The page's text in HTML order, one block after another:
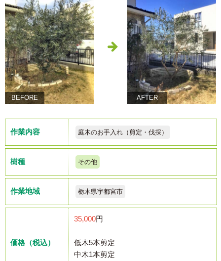
BEFORE AFTER
作業内容 庭木のお手入れ（剪定・伐採）
樹種 その他
作業地域 栃木県宇都宮市
価格（税込）
35,000円
低木5本剪定
中木1本剪定